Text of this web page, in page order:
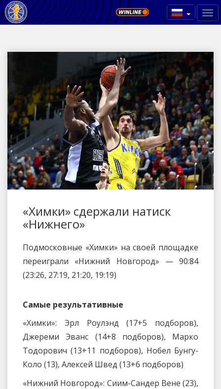
«Химки» сдержали натиск
«Нижнего»
Подмосковные «Химки» на своей площадке
переиграли «Нижний Новгород» — 90:84
(23:26, 27:19, 21:20, 19:19)
Самые результативные
«Химки»: Эрл Роулэнд (17+5 подборов),
Джереми Эванс (14+8 подборов), Марко
Тодорович (13+11 подборов), Нобел Бунгу-
Коло (13), Алексей Швед (13+6 подборов)
«Нижний Новгород»: Сиим-Сандер Вене (23),